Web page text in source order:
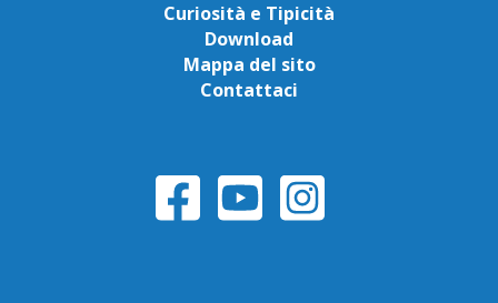
Curiosità e Tipicità
Download
Mappa del sito
Contattaci